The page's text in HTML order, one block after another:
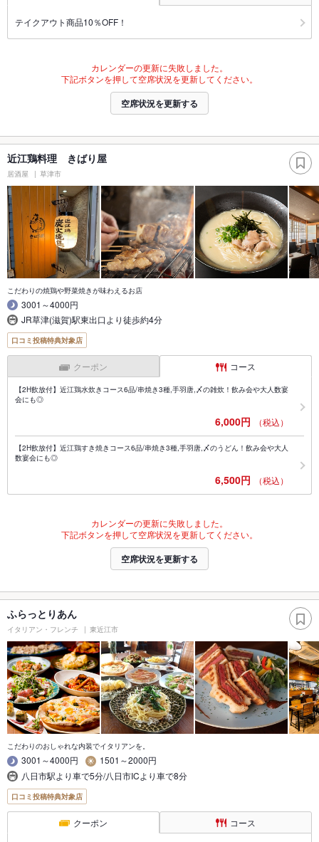
テイクアウト商品10％OFF！
カレンダーの更新に失敗しました。
下記ボタンを押して空席状況を更新してください。
空席状況を更新する
近江鶏料理 きばり屋
居酒屋 草津市
こだわりの焼鶏や野菜焼きが味わえるお店
3001～4000円
JR草津(滋賀)駅東出口より徒歩約4分
口コミ投稿特典対象店
クーポン コース
【2H飲放付】近江鶏水炊きコース6品/串焼き3種,手羽唐,〆の雑炊！飲み会や大人数宴
会にも◎
6,000円 （税込）
【2H飲放付】近江鶏すき焼きコース6品/串焼き3種,手羽唐,〆のうどん！飲み会や大人
数宴会にも◎
6,500円 （税込）
カレンダーの更新に失敗しました。
下記ボタンを押して空席状況を更新してください。
空席状況を更新する
ふらっとりあん
イタリアン・フレンチ 東近江市
こだわりのおしゃれな内装でイタリアンを。
3001～4000円
1501～2000円
八日市駅より車で5分/八日市ICより車で8分
口コミ投稿特典対象店
クーポン コース